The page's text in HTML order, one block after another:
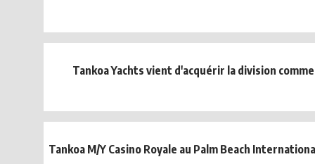
Tankoa Yachts vient d'acquérir la division
Tankoa M/Y Casino Royale au Palm Beach